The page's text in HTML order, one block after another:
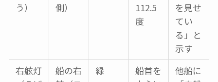
う）
側）
112.5
度
を見せ
てい
る」と
示す
右舷灯
船の右
緑
船首を
他船に